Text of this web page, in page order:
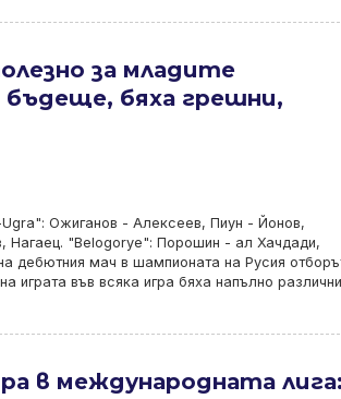
за младите
бъдеще, бяха грешни,
Ожиганов - Алексеев, Пиун - Йонов,
Нагаец. "Belogorye": Порошин - ал Хачдади,
дебютния мач в шампионата на Русия
играта във всяка игра бяха напълно
в международната лига: